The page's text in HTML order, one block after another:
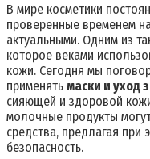
В мире косметики
проверенные временем
актуальными. Одним из
которое веками
кожи. Сегодня мы
применять маски и уход
сияющей и здоровой
молочные продукты
средства, предлагая при
безопасность.